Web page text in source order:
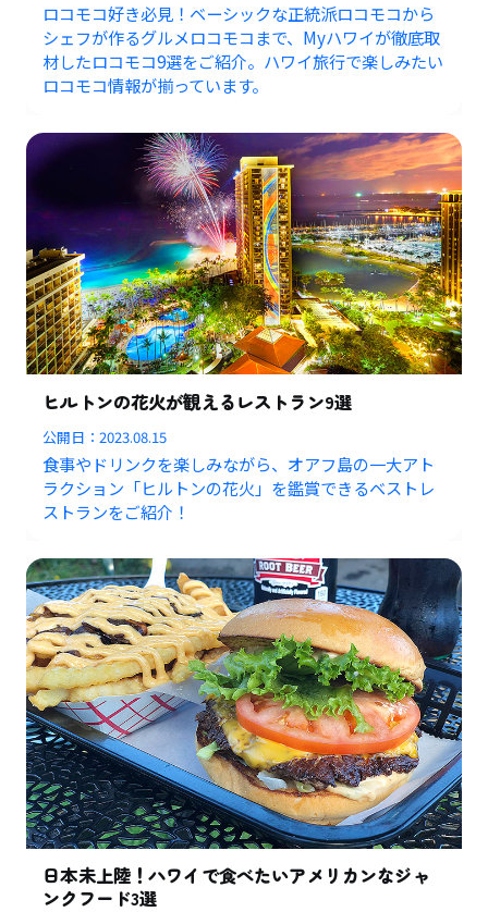
ロコモコ好き必見！ベーシックな正統派ロコモコから
シェフが作るグルメロコモコまで、Myハワイが徹底取
材したロコモコ9選をご紹介。ハワイ旅行で楽しみたい
ロコモコ情報が揃っています。
ヒルトンの花火が観えるレストラン9選
公開日：2023.08.15
食事やドリンクを楽しみながら、オアフ島の一大アト
ラクション「ヒルトンの花火」を鑑賞できるベストレ
ストランをご紹介！
日本未上陸！ハワイで食べたいアメリカンなジャ
ンクフード3選